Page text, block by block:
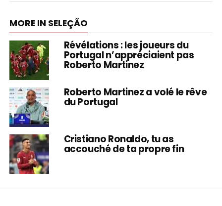
MORE IN SELEÇÃO
Révélations : les joueurs du
Portugal n’appréciaient pas
Roberto Martinez
Roberto Martinez a volé le rêve
du Portugal
Cristiano Ronaldo, tu as
accouché de ta propre fin